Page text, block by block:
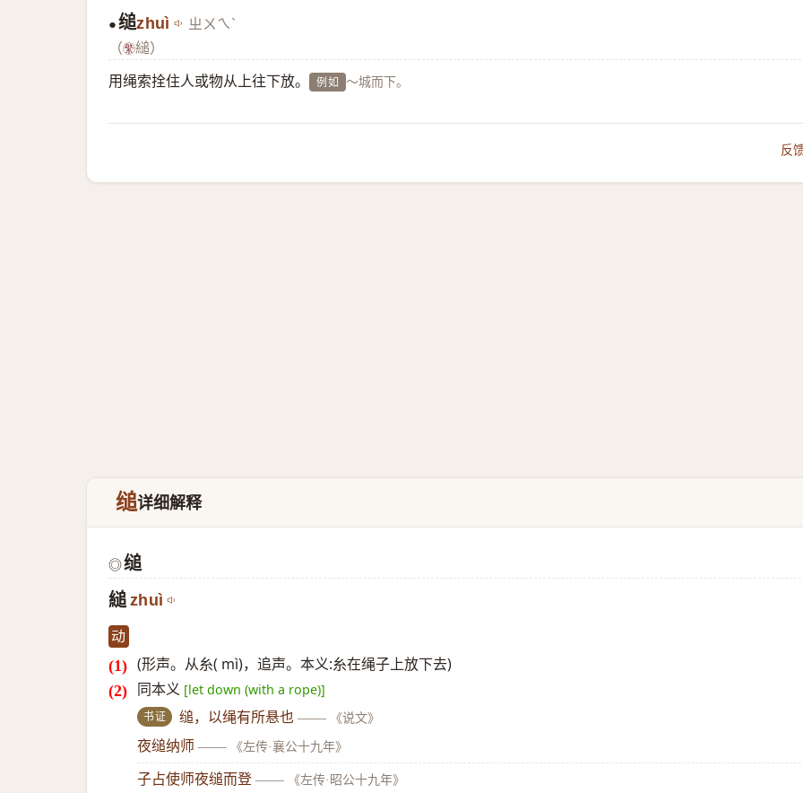
● 缒zhuì ㄓㄨㄟˋ
（
縋）
用绳索拴住人或物从上往下放。
例如 ～城而下。
反
缒详细解释
◎缒
縋 zhuì
动
(形声。从糸( mì)，追声。本义:糸在绳子上放下去)
同本义 [let down (with a rope)]
书证 缒，以绳有所悬也 —— 《说文》
夜缒纳师 —— 《左传·襄公十九年》
子占使师夜缒而登 —— 《左传·昭公十九年》